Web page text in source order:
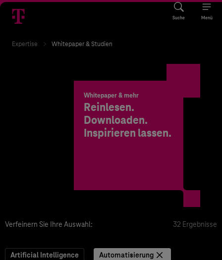
Suche Menü
Expertise Whitepaper & Studien
Whitepaper & mehr
Reinlesen.
Downloaden.
Inspirieren lassen.
Verfeinern Sie Ihre Auswahl: 32 Ergebnisse
Artificial Intelligence Automatisierung